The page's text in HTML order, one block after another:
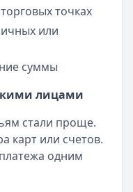
точках
или
суммы
лицами
стали проще.
карт или счетов.
одним